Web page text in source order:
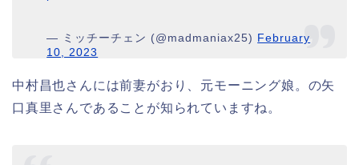
— ミッチーチェン (@madmaniax25) February
10, 2023
中村昌也さんには前妻がおり、元モーニング娘。の矢
口真里さんであることが知られていますね。